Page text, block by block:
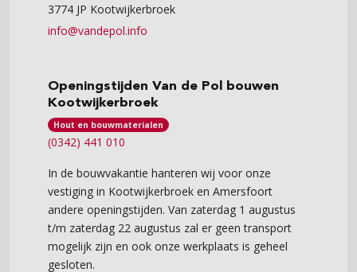
3774 JP Kootwijkerbroek
info@vandepol.info
Openingstijden Van de Pol bouwen
Kootwijkerbroek
Hout en bouwmaterialen
(0342) 441 010
In de bouwvakantie hanteren wij voor onze
vestiging in Kootwijkerbroek en Amersfoort
andere openingstijden. Van zaterdag 1 augustus
t/m zaterdag 22 augustus zal er geen transport
mogelijk zijn en ook onze werkplaats is geheel
gesloten.